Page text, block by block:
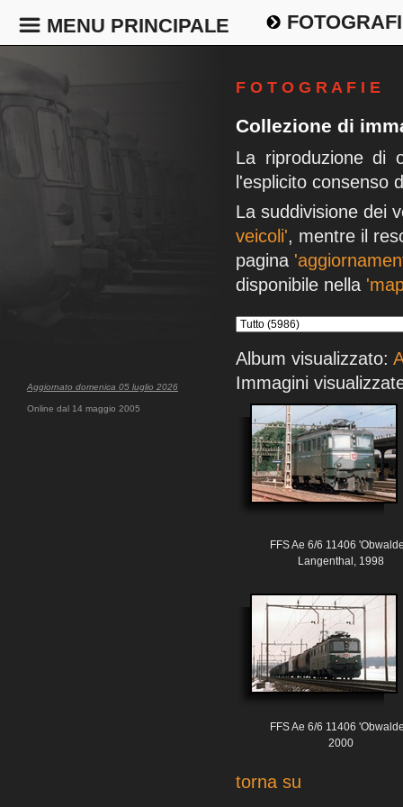
MENU PRINCIPALE
Aggiornato domenica 05 luglio 2026
Online dal 14 maggio 2005
F O T O G R A F I E
Collezione di
La riproduzione di
l'esplicito consenso
La suddivisione dei
veicoli', mentre il
pagina
disponibile nella
Album visualizzato:
Immagini
FFS Ae 6/6 11406
Langenthal, 1998
FFS Ae 6/6 11406
2000
torna su